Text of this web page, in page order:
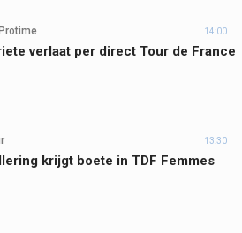
14:00
verlaat per direct Tour de France
13:30
krijgt boete in TDF Femmes